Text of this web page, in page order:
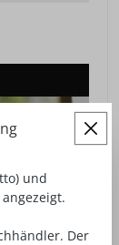
und
Der